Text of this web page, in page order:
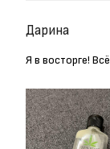
Дарина
Я в восторге!